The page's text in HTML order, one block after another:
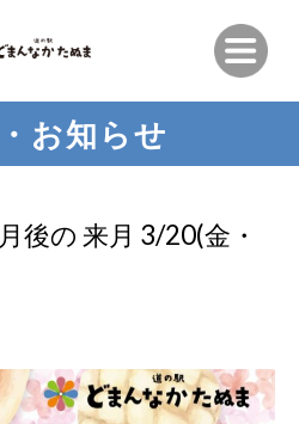
お知らせ
後の 来月 3/20(金・